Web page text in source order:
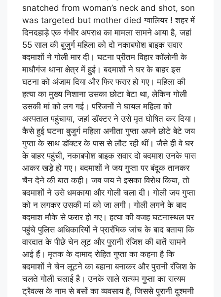
snatched from woman’s neck and shot, son
was targeted but mother died ग्वालियर ! शहर में
दिनदहाड़े एक गंभीर अपराध का मामला सामने आया है, जहां
55 साल की बुजुर्ग महिला को दो नकाबपोश बाइक सवार
बदमाशों ने गोली मार दी। घटना प्रीतम विहार कॉलोनी के
माधौगंज थाना क्षेत्र में हुई। बदमाशों ने घर के बाहर इस
घटना को अंजाम दिया और फिर फरार हो गए। महिला की
हत्या का मुख्य निशाना उसका छोटा बेटा था, लेकिन गोली
उसकी मां को लग गई। परिजनों ने घायल महिला को
अस्पताल पहुंचाया, जहां डॉक्टर ने उसे मृत घोषित कर दिया।
कैसे हुई घटना बुजुर्ग महिला अनीता गुप्ता अपने छोटे बेटे जय
गुप्ता के साथ डॉक्टर के पास से लौट रही थीं। जैसे ही वे घर
के बाहर पहुंची, नकाबपोश बाइक सवार दो बदमाश उनके पास
आकर खड़े हो गए। बदमाशों ने जय गुप्ता पर बंदूक तानकर
चैन देने की बात कही। जब जय ने इसका विरोध किया, तो
बदमाशों ने उसे धमकाया और गोली चला दी। गोली जय गुप्ता
को न लगकर उसकी मां को जा लगी। गोली लगने के बाद
बदमाश मौके से फरार हो गए। हत्या की वजह घटनास्थल पर
पहुंचे पुलिस अधिकारियों ने प्रारंभिक जांच के बाद बताया कि
वारदात के पीछे चेन लूट और पुरानी रंजिश की बातें सामने
आई हैं। मृतक के दामाद रोहित गुप्ता का कहना है कि
बदमाशों ने चेन लूटने का बहाना बनाकर और पुरानी रंजिश के
चलते गोली चलाई है। उनके साले सत्यम गुप्ता का सत्यम
ट्रैवल्स के नाम से बसों का व्यवसाय है, जिससे पुरानी दुश्मनी